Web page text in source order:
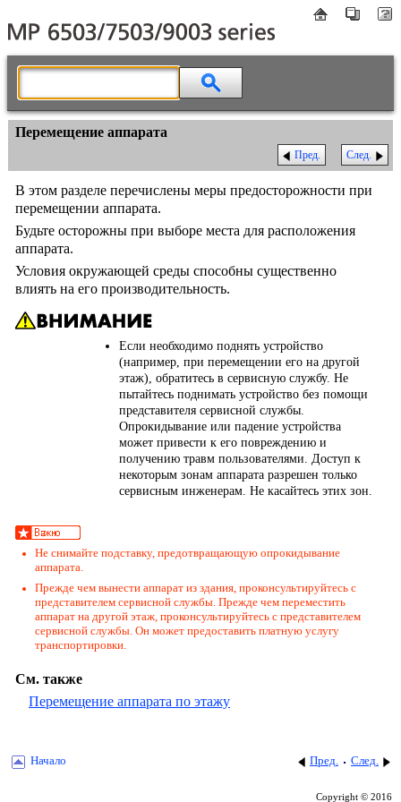
Перемещение аппарата
Пред. След.
В этом разделе перечислены меры предосторожности при
перемещении аппарата.
Будьте осторожны при выборе места для расположения
аппарата.
Условия окружающей среды способны существенно
влиять на его производительность.
Если необходимо поднять устройство
(например, при перемещении его на другой
этаж), обратитесь в сервисную службу. Не
пытайтесь поднимать устройство без помощи
представителя сервисной службы.
Опрокидывание или падение устройства
может привести к его повреждению и
получению травм пользователями. Доступ к
некоторым зонам аппарата разрешен только
сервисным инженерам. Не касайтесь этих зон.
Не снимайте подставку, предотвращающую опрокидывание
аппарата.
Прежде чем вынести аппарат из здания, проконсультируйтесь с
представителем сервисной службы. Прежде чем переместить
аппарат на другой этаж, проконсультируйтесь с представителем
сервисной службы. Он может предоставить платную услугу
транспортировки.
См. также
Перемещение аппарата по этажу
Начало Пред. След.
Copyright © 2016